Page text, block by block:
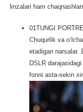
linzalari ham
01TUNGI
Chuqurlik va
etadigan narsalar.
DSLR
fonni asta-sekin